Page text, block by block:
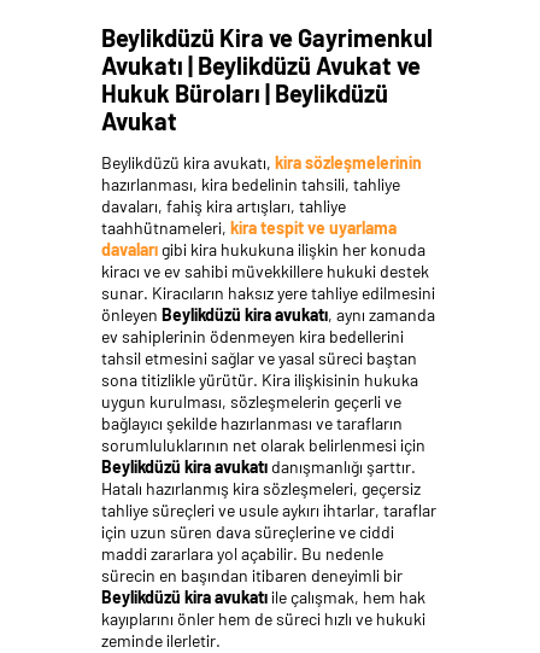
Beylikdüzü Kira ve Gayrimenkul
Avukatı | Beylikdüzü Avukat ve
Hukuk Büroları | Beylikdüzü
Avukat
Beylikdüzü kira avukatı, kira sözleşmelerinin
hazırlanması, kira bedelinin tahsili, tahliye
davaları, fahiş kira artışları, tahliye
taahhütnameleri, kira tespit ve uyarlama
davalarıgibi kira hukukuna ilişkin her konuda
kiracı ve ev sahibi müvekkillere hukuki destek
sunar. Kiracıların haksız yere tahliye edilmesini
önleyen Beylikdüzü kira avukatı, aynı zamanda
ev sahiplerinin ödenmeyen kira bedellerini
tahsil etmesini sağlar ve yasal süreci baştan
sona titizlikle yürütür. Kira ilişkisinin hukuka
uygun kurulması, sözleşmelerin geçerli ve
bağlayıcı şekilde hazırlanması ve tarafların
sorumluluklarının net olarak belirlenmesi için
Beylikdüzü kira avukatı danışmanlığı şarttır.
Hatalı hazırlanmış kira sözleşmeleri, geçersiz
tahliye süreçleri ve usule aykırı ihtarlar, taraflar
için uzun süren dava süreçlerine ve ciddi
maddi zararlara yol açabilir. Bu nedenle
sürecin en başından itibaren deneyimli bir
Beylikdüzü kira avukatıile çalışmak, hem hak
kayıplarını önler hem de süreci hızlı ve hukuki
zeminde ilerletir.